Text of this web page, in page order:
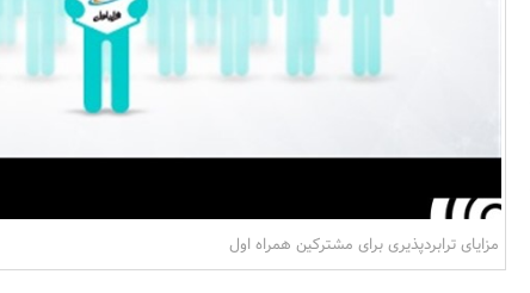
مزایای ترابردپذیری برای مشترکین همراه اول